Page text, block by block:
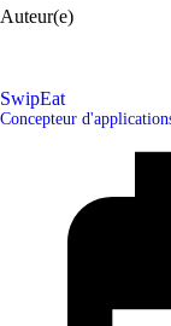
Auteur(e)
SwipEat
Concepteur